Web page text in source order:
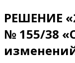
РЕШЕНИЕ
№ 155/38